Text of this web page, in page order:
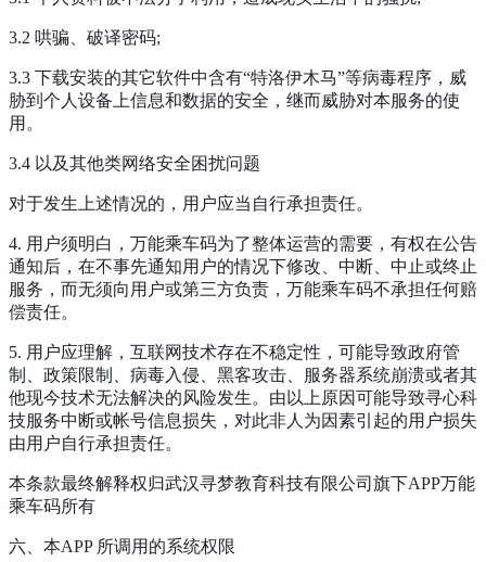
3.2 哄骗、破译密码;
3.3 下载安装的其它软件中含有“特洛伊木马”等病毒程序，威
胁到个人设备上信息和数据的安全，继而威胁对本服务的使
用。
3.4 以及其他类网络安全困扰问题
对于发生上述情况的，用户应当自行承担责任。
4. 用户须明白，万能乘车码为了整体运营的需要，有权在公告
通知后，在不事先通知用户的情况下修改、中断、中止或终止
服务，而无须向用户或第三方负责，万能乘车码不承担任何赔
偿责任。
5. 用户应理解，互联网技术存在不稳定性，可能导致政府管
制、政策限制、病毒入侵、黑客攻击、服务器系统崩溃或者其
他现今技术无法解决的风险发生。由以上原因可能导致寻心科
技服务中断或帐号信息损失，对此非人为因素引起的用户损失
由用户自行承担责任。
本条款最终解释权归武汉寻梦教育科技有限公司旗下APP万能
乘车码所有
六、本APP 所调用的系统权限